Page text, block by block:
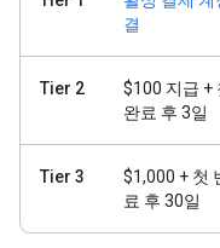
결
Tier 2
$100 지급 +
완료 후 3일
Tier 3
$1,000 + 첫
료 후 30일